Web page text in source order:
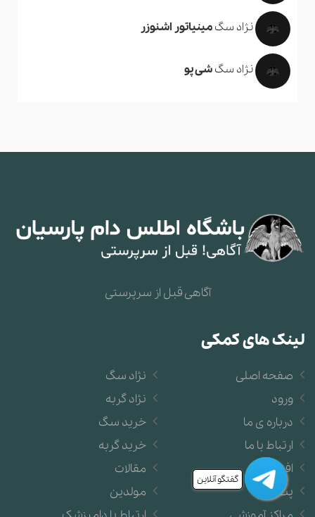
نژاد سگمینیاتور اشنوزر
نژاد سگشی پو
گفتگو آنلاین
آگاهی قبل از سرپرستی
لینک های کمکی
نژاد سگ
نژاد گربه
خرید سگ
خرید گربه
مقالات
مولدین
صفحه اصلی
ورود
درباره ی ما
ارتباط با ما
افتخارات
پت شاپ